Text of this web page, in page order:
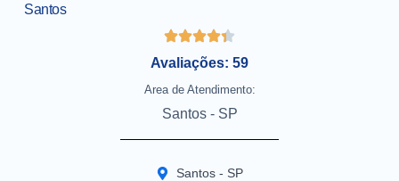
Santos
Avaliações: 59
Area de Atendimento:
Santos - SP
Santos - SP